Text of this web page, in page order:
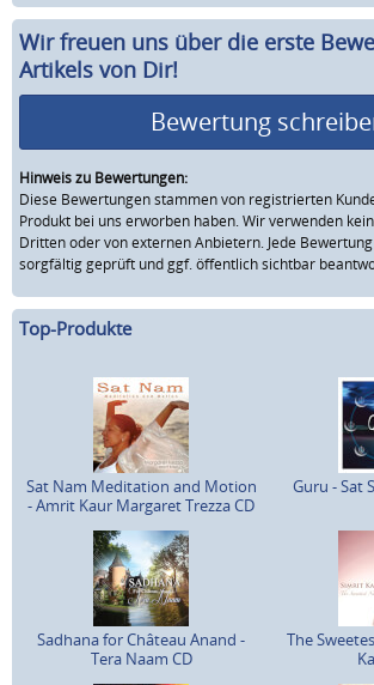
Wir freuen uns über die erste
Artikels von Dir!
Bewertung
Hinweis zu Bewertungen:
Diese Bewertungen stammen von registrierten
Produkt bei uns erworben haben. Wir verwenden
Dritten oder von externen Anbietern. Jede
sorgfältig geprüft und ggf. öffentlich sichtbar
Top-Produkte
Sat Nam Meditation and Motion
- Amrit Kaur Margaret Trezza CD
Guru - Sat
Sadhana for Château Anand -
Tera Naam CD
The